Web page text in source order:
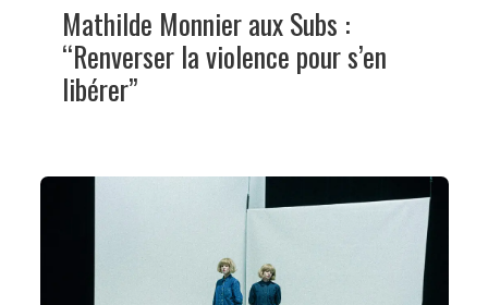
Mathilde Monnier aux Subs :
“Renverser la violence pour s’en
libérer”